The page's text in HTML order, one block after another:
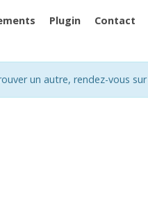
Plugin Contact
un autre, rendez-vous sur